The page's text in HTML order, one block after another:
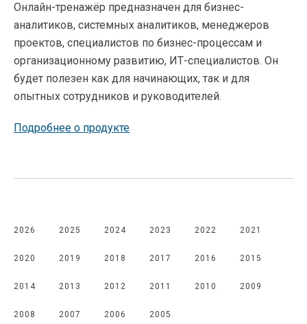
Онлайн-тренажёр предназначен для бизнес-
аналитиков, системных аналитиков, менеджеров
проектов, специалистов по бизнес-процессам и
организационному развитию, ИТ-специалистов. Он
будет полезен как для начинающих, так и для
опытных сотрудников и руководителей.
Подробнее о продукте
2026 2025 2024 2023 2022 2021
2020 2019 2018 2017 2016 2015
2014 2013 2012 2011 2010 2009
2008 2007 2006 2005